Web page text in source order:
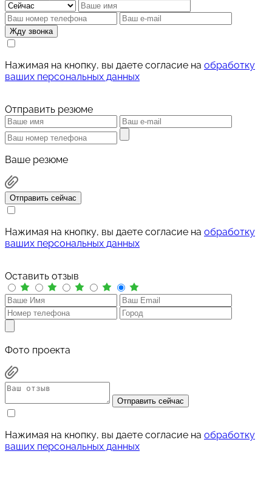
Жду звонка
Нажимая на кнопку, вы даете согласие на обработку
ваших персональных данных
Отправить резюме
Ваше резюме
Отправить сейчас
Нажимая на кнопку, вы даете согласие на обработку
ваших персональных данных
Оставить отзыв
Фото проекта
Отправить сейчас
Нажимая на кнопку, вы даете согласие на обработку
ваших персональных данных